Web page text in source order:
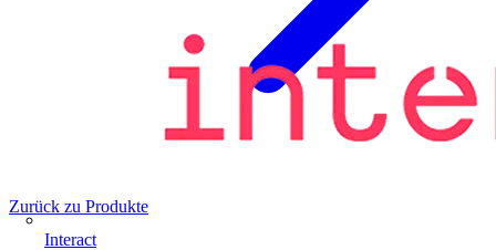
Interact
Zurück zu Produkte